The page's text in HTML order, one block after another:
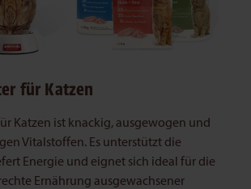
für Katzen
Katzen ist knackig, ausgewogen und
Vitalstoffen. Es unterstützt die
Energie und eignet sich ideal für die
Ernährung ausgewachsener